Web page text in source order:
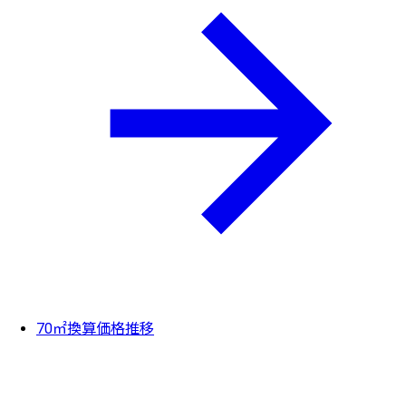
70㎡換算価格推移